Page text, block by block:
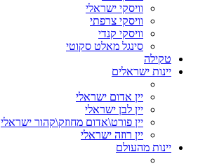
וויסקי ישראלי
וויסקי צרפתי
וויסקי קנדי
סינגל מאלט סקוטי
טקילה
יינות ישראלים
יין אדום ישראלי
יין לבן ישראלי
יין פורט\אדום מחוזק\קהור ישראלי
יין רוזה ישראלי
יינות מהעולם